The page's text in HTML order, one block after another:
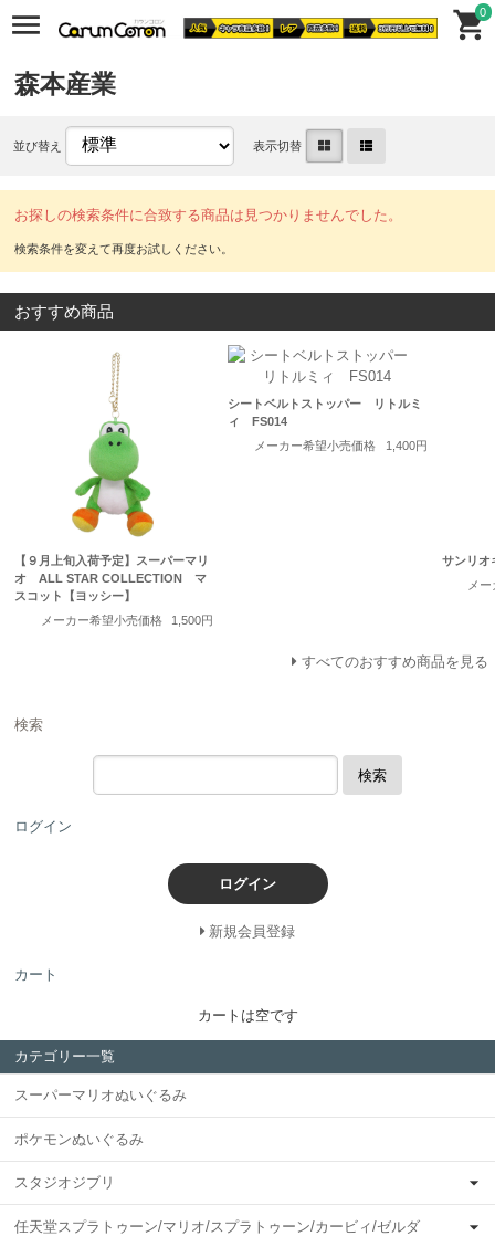
0
森本産業
並び替え 表示切替
お探しの検索条件に合致する商品は見つかりませんでした。
おすすめ商品
【９月上旬入荷予定】スーパーマリ
オ ALL STAR COLLECTION マ
スコット【ヨッシー】
メーカー希望小売価格
1,500円
シートベルトストッパー リトルミ
ィ FS014
メーカー希望小売価格
1,400円
サンリ
メ
すべてのおすすめ商品を見る
検索
検索
ログイン
ログイン
新規会員登録
カート
カートは空です
カテゴリー一覧
スーパーマリオぬいぐるみ
ポケモンぬいぐるみ
スタジオジブリ
任天堂スプラトゥーン/マリオ/スプラトゥーン/カービィ/ゼルダ